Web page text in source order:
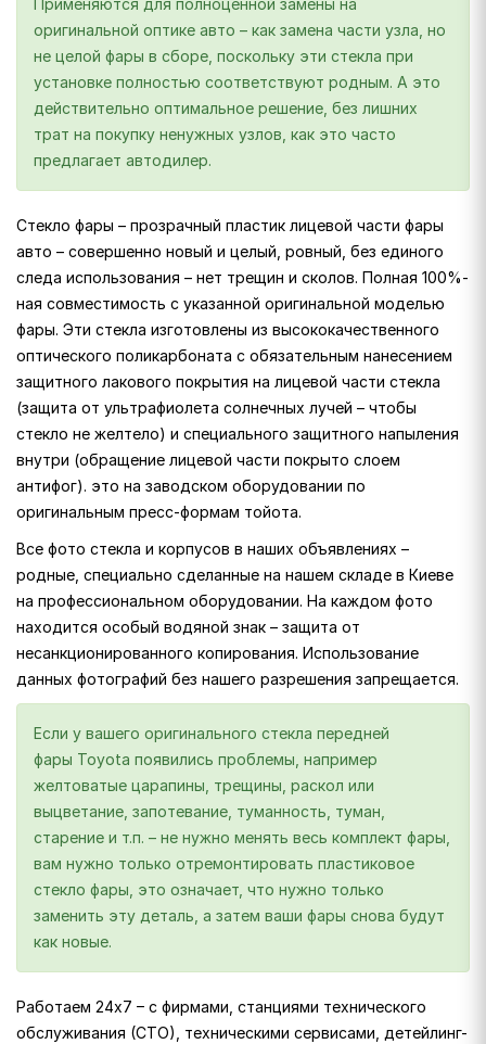
оригинальной оптике авто – как замена части узла, но
не целой фары в сборе, поскольку эти стекла при
установке полностью соответствуют родным. А это
действительно оптимальное решение, без лишних
трат на покупку ненужных узлов, как это часто
предлагает автодилер.
Стекло фары – прозрачный пластик лицевой части фары
авто – совершенно новый и целый, ровный, без единого
следа использования – нет трещин и сколов. Полная 100%-
ная совместимость с указанной оригинальной моделью
фары. Эти стекла изготовлены из высококачественного
оптического поликарбоната с обязательным нанесением
защитного лакового покрытия на лицевой части стекла
(защита от ультрафиолета солнечных лучей – чтобы
стекло не желтело) и специального защитного напыления
внутри (обращение лицевой части покрыто слоем
антифог). это на заводском оборудовании по
оригинальным пресс-формам тойота.
Все фото стекла и корпусов в наших объявлениях –
родные, специально сделанные на нашем складе в Киеве
на профессиональном оборудовании. На каждом фото
находится особый водяной знак – защита от
несанкционированного копирования. Использование
данных фотографий без нашего разрешения запрещается.
Если у вашего оригинального стекла передней
фары Toyota появились проблемы, например
желтоватые царапины, трещины, раскол или
выцветание, запотевание, туманность, туман,
старение и т.п. – не нужно менять весь комплект фары,
вам нужно только отремонтировать пластиковое
стекло фары, это означает, что нужно только
заменить эту деталь, а затем ваши фары снова будут
как новые.
Работаем 24х7 – с фирмами, станциями технического
обслуживания (СТО), техническими сервисами, детейлинг-